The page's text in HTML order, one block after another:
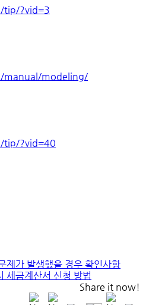
tip/?vid=3
manual/modeling/
tip/?vid=40
제가 발생했을 경우 확인사항
세금계산서 신청 방법
Share it now!